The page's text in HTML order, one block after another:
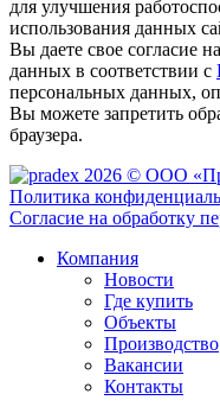
для улучшения
использования данных
Вы даете свое согласие
данных в соответствии с
персональных данных,
Вы можете запретить
браузера.
2026 © ООО
Политика
Согласие на обработку
Компания
Новости
Где купить
Объекты
Производство
Вакансии
Контакты